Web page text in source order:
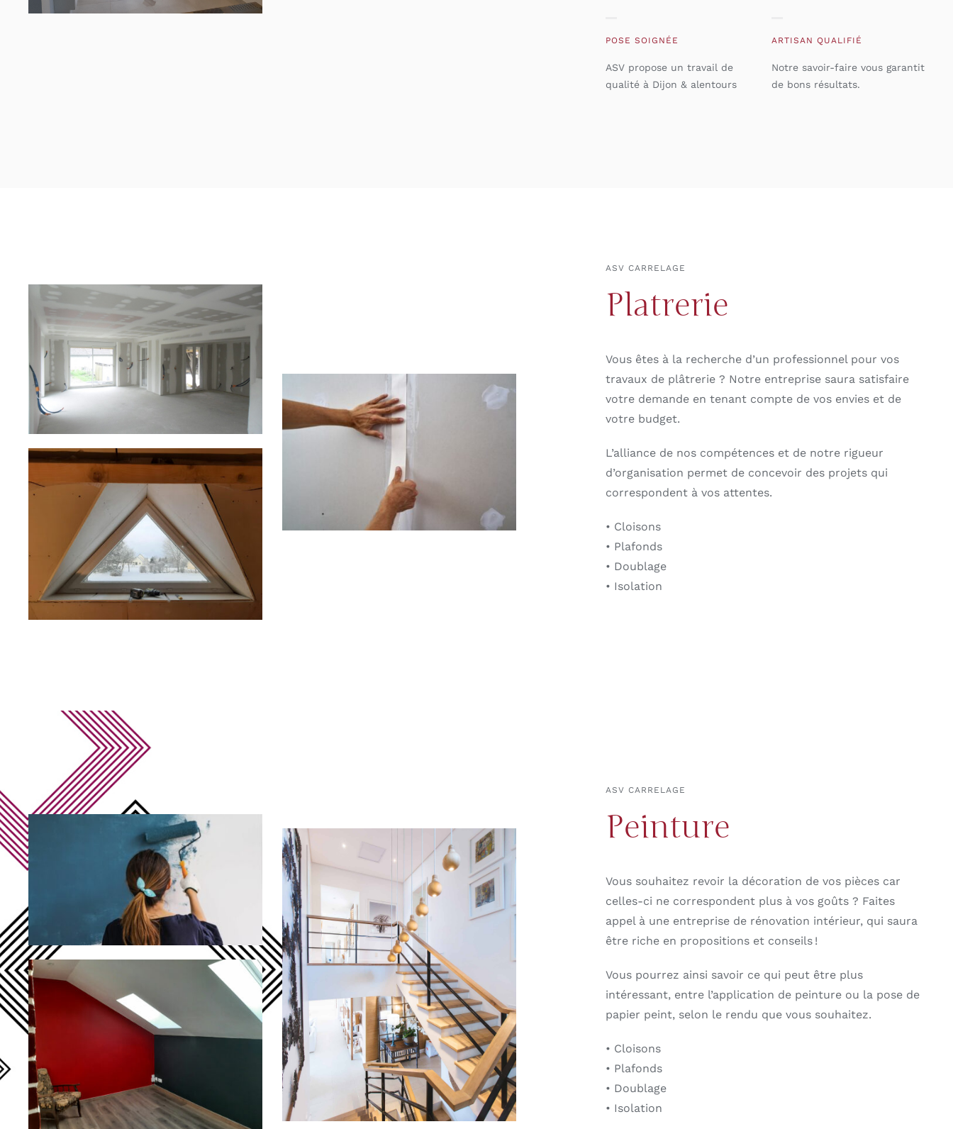
POSE SOIGNÉE
ASV propose un travail de
qualité à Dijon & alentours
ARTISAN QUALIFIÉ
Notre savoir-faire vous garantit
de bons résultats.
ASV CARRELAGE
Platrerie
Vous êtes à la recherche d’un professionnel pour vos
travaux de plâtrerie ? Notre entreprise saura satisfaire
votre demande en tenant compte de vos envies et de
votre budget.
L’alliance de nos compétences et de notre rigueur
d’organisation permet de concevoir des projets qui
correspondent à vos attentes.
• Cloisons
• Plafonds
• Doublage
• Isolation
ASV CARRELAGE
Peinture
Vous souhaitez revoir la décoration de vos pièces car
celles-ci ne correspondent plus à vos goûts ? Faites
appel à une entreprise de rénovation intérieur, qui saura
être riche en propositions et conseils !
Vous pourrez ainsi savoir ce qui peut être plus
intéressant, entre l’application de peinture ou la pose de
papier peint, selon le rendu que vous souhaitez.
• Cloisons
• Plafonds
• Doublage
• Isolation